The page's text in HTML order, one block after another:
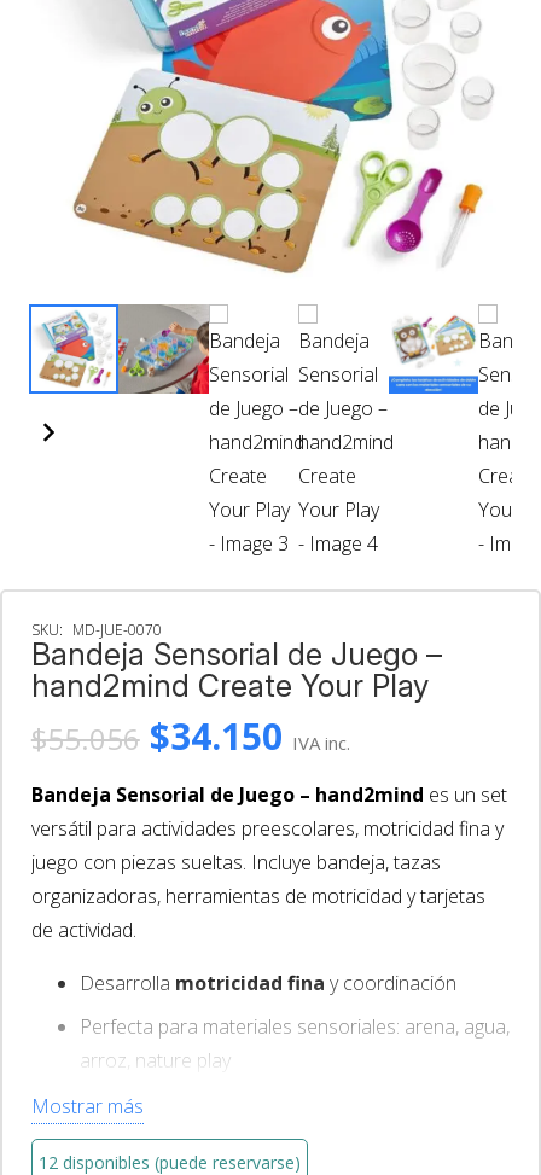
SKU: MD-JUE-0070
Bandeja Sensorial de Juego –
hand2mind Create Your Play
$55.056 El
precio
original
era:
$55.056.
$34.150El
actual
es:
$34.150.
IVA inc.
Bandeja Sensorial de Juego – hand2mind es un set
versátil para actividades preescolares, motricidad fina y
juego con piezas sueltas. Incluye bandeja, tazas
organizadoras, herramientas de motricidad y tarjetas
de actividad.
Desarrolla motricidad fina y coordinación
Perfecta para materiales sensoriales: arena, agua,
arroz, nature play
8 tarjetas de actividad
Todo esapto para lavavajillas
Mostrar más
12 disponibles (puede reservarse)